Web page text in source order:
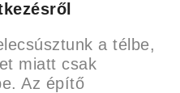
a télbe,
miatt csak
Az építő